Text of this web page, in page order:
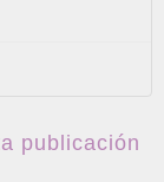
publicación